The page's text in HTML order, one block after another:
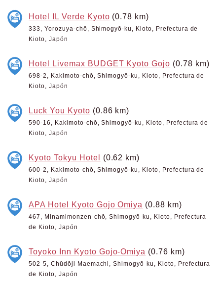
Hotel IL Verde Kyoto (0.78 km)
333, Yorozuya-chō, Shimogyō-ku, Kioto, Prefectura de
Kioto, Japón
Hotel Livemax BUDGET Kyoto Gojo (0.78 km)
698-2, Kakimoto-chō, Shimogyō-ku, Kioto, Prefectura de
Kioto, Japón
Luck You Kyoto (0.86 km)
590-16, Kakimoto-chō, Shimogyō-ku, Kioto, Prefectura de
Kioto, Japón
Kyoto Tokyu Hotel (0.62 km)
600-2, Kakimoto-chō, Shimogyō-ku, Kioto, Prefectura de
Kioto, Japón
APA Hotel Kyoto Gojo Omiya (0.88 km)
467, Minamimonzen-chō, Shimogyō-ku, Kioto, Prefectura
de Kioto, Japón
Toyoko Inn Kyoto Gojo-Omiya (0.76 km)
502-5, Chūdōji Maemachi, Shimogyō-ku, Kioto, Prefectura
de Kioto, Japón